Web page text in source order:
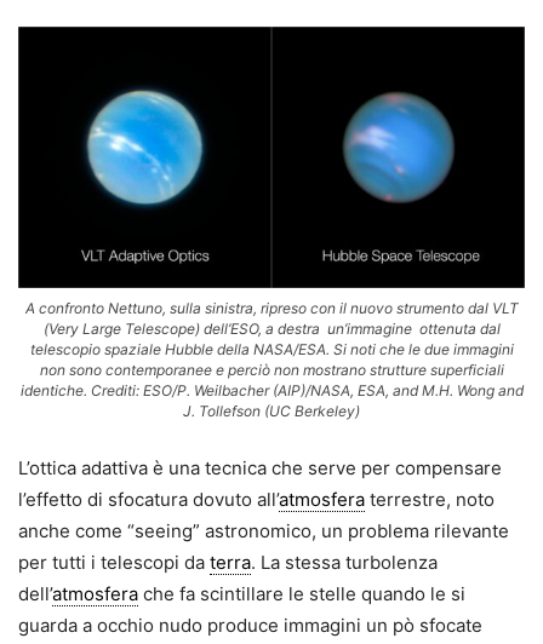
A confronto Nettuno, sulla sinistra, ripreso con il nuovo strumento dal VLT
(Very Large Telescope) dell’ESO, a destra un’immagine ottenuta dal
telescopio spaziale Hubble della NASA/ESA. Si noti che le due immagini
non sono contemporanee e perciò non mostrano strutture superficiali
identiche. Crediti: ESO/P. Weilbacher (AIP)/NASA, ESA, and M.H. Wong and
J. Tollefson (UC Berkeley)
L’ottica adattiva è una tecnica che serve per compensare
l’effetto di sfocatura dovuto all’atmosfera terrestre, noto
anche come “seeing” astronomico, un problema rilevante
per tutti i telescopi da terra. La stessa turbolenza
dell’atmosfera che fa scintillare le stelle quando le si
guarda a occhio nudo produce immagini un pò sfocate